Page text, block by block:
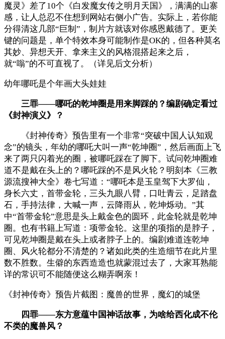
魔灵》差了10个《白发魔女传之明月天国》，满满的山寨
感，让人总忍不住想到网站右侧小广告。实际上，若你能
分得清这几部“巨制”，制片方就该对你感恩戴德了。更关
键的问题是，单个特效本身可能制作是OK的，但各种莫名
其妙、异想天开、拿来主义的风格混搭起来之后，
就“嗡”的不可直视了。（详见后文分析）
幼年哪吒是个年画大头娃娃
三罪——哪吒的乾坤圈是用来脚踩的？编剧确定看过
《封神演义》？
《封神传奇》预告里有一个非常“突破中国人认知观
念”的镜头，年幼的哪吒大叫一声“乾坤圈”，然后画面上飞
来了两只闪着光的圈，被哪吒踩在了脚下。试问乾坤圈难
道不是戴在头上的？哪吒踩的不是风火轮？明刻本《三教
源流搜神大全》卷七写道：“哪吒本是玉皇驾下大罗仙，
身长六丈，首带金轮，三头九眼八臂，口吐青云，足踏盘
石，手持法律，大喊一声，云降雨从，乾坤烁动。”其
中“首带金轮”意思是头上戴金色的圆环，此金轮就是乾坤
圈。也有书籍上写道：项带金轮。这里的项指的是脖子，
可见乾坤圈是戴在头上或者脖子上的。编剧难道连乾坤
圈、风火轮都分不清楚的？诸如此类的生造细节在此片里
数不胜数。生僻的东西造造也就蒙混过去了，大家耳熟能
详的常识可不能随便这么糊弄啊亲！
《封神传奇》预告片截图：魔兽的世界，魔幻的城堡
四罪——东方意蕴中国神话故事，为啥给西化成不伦
不类的魔兽风？